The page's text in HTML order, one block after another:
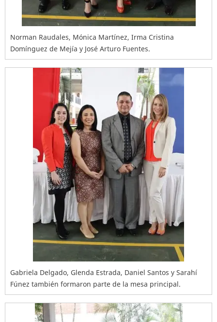
Norman Raudales, Mónica Martínez, Irma Cristina
Domínguez de Mejía y José Arturo Fuentes.
Gabriela Delgado, Glenda Estrada, Daniel Santos y Sarahí
Fúnez también formaron parte de la mesa principal.